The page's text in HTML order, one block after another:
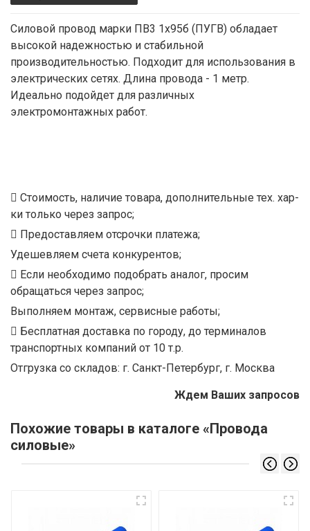
Силовой провод марки ПВ3 1х95б (ПУГВ) обладает
высокой надежностью и стабильной
производительностью. Подходит для использования в
электрических сетях. Длина провода - 1 метр.
Идеально подойдет для различных
электромонтажных работ.
Стоимость, наличие товара, дополнительные тех. хар-
ки только через запрос;
Предоставляем отсрочки платежа;
Удешевляем счета конкурентов;
Если необходимо подобрать аналог, просим
обращаться через запрос;
Выполняем монтаж, сервисные работы;
Бесплатная доставка по городу, до терминалов
транспортных компаний от 10 т.р.
Отгрузка со складов: г. Санкт-Петербург, г. Москва
Ждем Ваших запросов
Похожие товары в каталоге «Провода
силовые»